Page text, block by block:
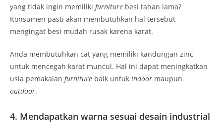
yang tidak ingin memiliki furniture besi tahan lama?
Konsumen pasti akan membutuhkan hal tersebut
mengingat besi mudah rusak karena karat.
Anda membutuhkan cat yang memiliki kandungan zinc
untuk mencegah karat muncul. Hal ini dapat meningkatkan
usia pemakaian furniture baik untuk indoor maupun
outdoor.
4. Mendapatkan warna sesuai desain industrial